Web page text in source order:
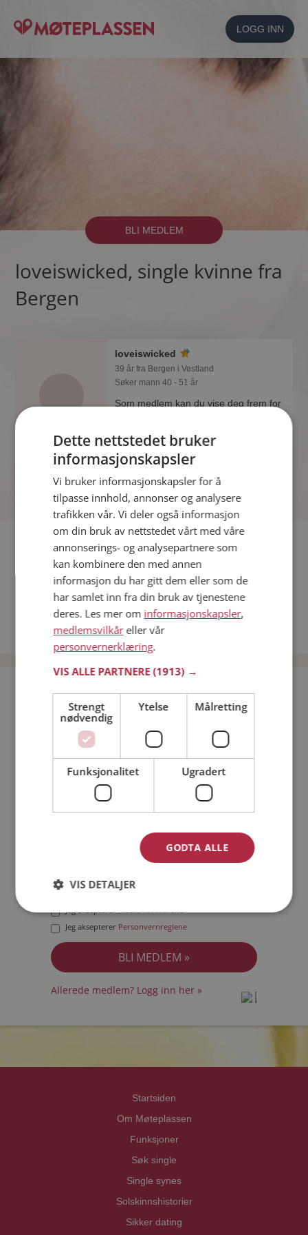
LOGG INN
BLI MEDLEM
loveiswicked, single kvinne fra
Bergen
loveiswicked
39 år fra Bergen i Vestland
Søker mann 40 - 51 år
Som medlem kan du vise deg frem for
se hvem som synes du er interessant.
Fler single
Flere singlekvinner fra Bergen:BibbiK ,Minion 5, Tima04
Menn fra Bergen
Date kvinner i Norge
Date menn i Norge
Bli medlem gratis!
Jeg er en: Mann Kvinne
Min alder:
Jeg akseptererMedlemsvilkårene
Jeg aksepterer Personvernreglene
Allerede medlem? Logg inn her »
Startsiden
Om Møteplassen
Funksjoner
Søk single
Single synes
Solskinnshistorier
Sikker dating
Dette nettstedet bruker
informasjonskapsler
Vi bruker informasjonskapsler for å
tilpasse innhold, annonser og analysere
trafikken vår. Vi deler også informasjon
om din bruk av nettstedet vårt med våre
annonserings- og analysepartnere som
kan kombinere den med annen
informasjon du har gitt dem eller som de
har samlet inn fra din bruk av tjenestene
deres. Les mer om informasjonskapsler,
medlemsvilkåreller vår
personvernerklæring.
VIS ALLE PARTNERE(1913) →
Strengt
nødvendig
Ytelse Målretting
Funksjonalitet Ugradert
GODTA ALLE
VIS DETALJER